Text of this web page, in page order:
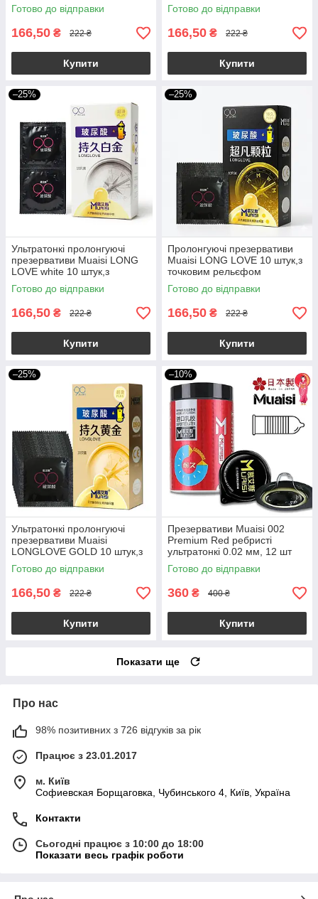
Готово до відправки
166,50 ₴ 222 ₴
Купити
Готово до відправки
166,50 ₴ 222 ₴
Купити
–25%
Ультратонкі пролонгуючі
презервативи Muaisi LONG
LOVE white 10 штук,з
гіулороновою кислотою
Готово до відправки
166,50 ₴ 222 ₴
Купити
–25%
Пролонгуючі презервативи
Muaisi LONG LOVE 10 штук,з
точковим рельєфом
Готово до відправки
166,50 ₴ 222 ₴
Купити
–25%
Ультратонкі пролонгуючі
презервативи Muaisi
LONGLOVE GOLD 10 штук,з
додатковою змазкою
Готово до відправки
166,50 ₴ 222 ₴
Купити
–10%
Презервативи Muaisi 002
Premium Red ребристі
ультратонкі 0.02 мм, 12 шт
Готово до відправки
360 ₴ 400 ₴
Купити
Показати ще
Про нас
98% позитивних з 726 відгуків за рік
Працює з 23.01.2017
м. Київ
Софиевская Борщаговка, Чубинського 4, Київ, Україна
Контакти
Сьогодні працює з 10:00 до 18:00
Показати весь графік роботи